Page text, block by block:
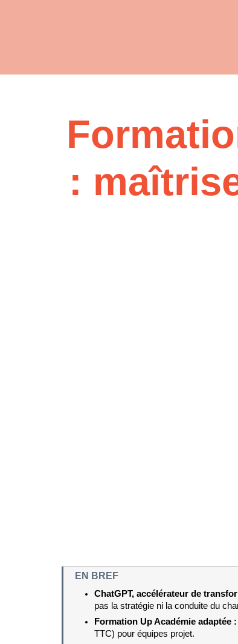
:
EN BREF
ChatGPT, accélérateur de
pas la stratégie ni la conduite du
Formation Up Académie adaptée :
TTC) pour équipes projet.